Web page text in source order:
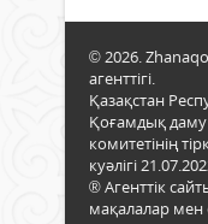
© 2026.
агенттігі.
Қазақстан
Қоғамдық даму
комитетінің
куәлігі
® Агенттік
мақалалар